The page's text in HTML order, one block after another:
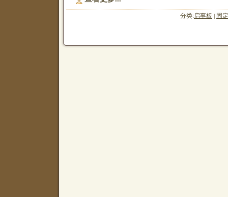
分类:启事板 | 固